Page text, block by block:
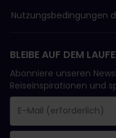
Nutzungsbedingungen
BLEIBE AUF DEM
Abonniere unseren
Reiseinspirationen und